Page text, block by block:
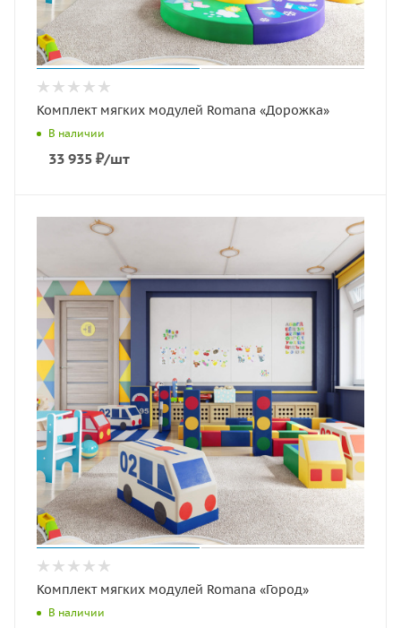
Комплект мягких модулей Romana «Дорожка»
В наличии
33 935 ₽/шт
Комплект мягких модулей Romana «Город»
В наличии